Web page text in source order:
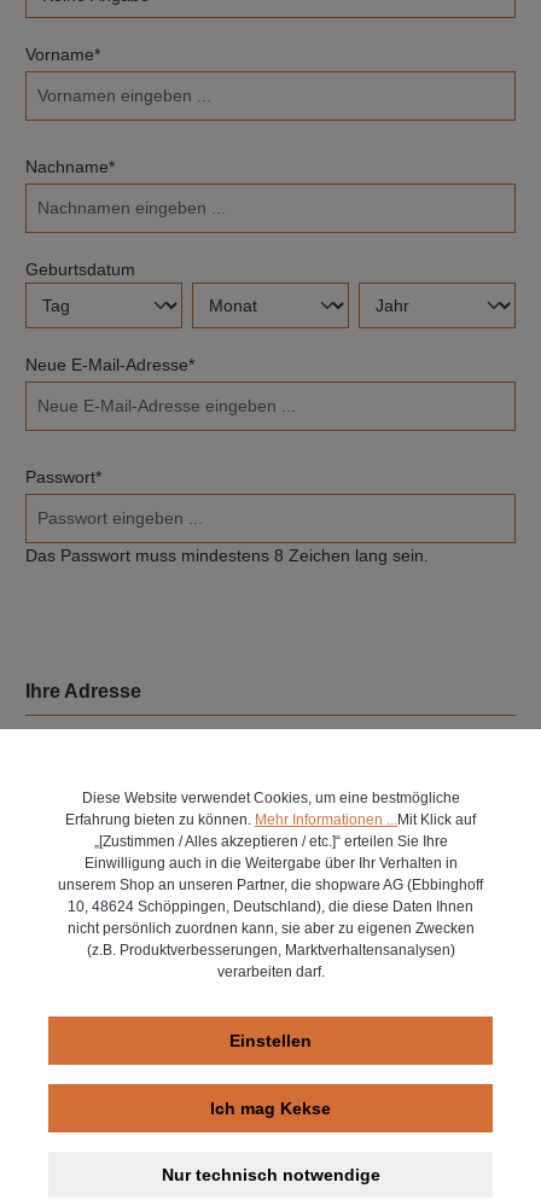
Vorname*
Nachname*
Geburtsdatum
Neue E-Mail-Adresse*
Passwort*
Das Passwort muss mindestens 8 Zeichen lang sein.
Ihre Adresse
Ort*
Lieferadresse weicht von Rechnungsadresse ab.
Diese Website verwendet Cookies, um eine bestmögliche
Erfahrung bieten zu können. Mehr Informationen ... Mit Klick auf
„[Zustimmen / Alles akzeptieren / etc.]“ erteilen Sie Ihre
Einwilligung auch in die Weitergabe über Ihr Verhalten in
unserem Shop an unseren Partner, die shopware AG (Ebbinghoff
10, 48624 Schöppingen, Deutschland), die diese Daten Ihnen
nicht persönlich zuordnen kann, sie aber zu eigenen Zwecken
(z.B. Produktverbesserungen, Marktverhaltensanalysen)
verarbeiten darf.
Nur technisch notwendige
Einstellen
Ich mag Kekse